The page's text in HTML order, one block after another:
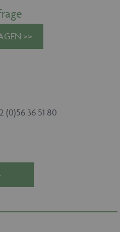
>>
(0)56 36 51 80